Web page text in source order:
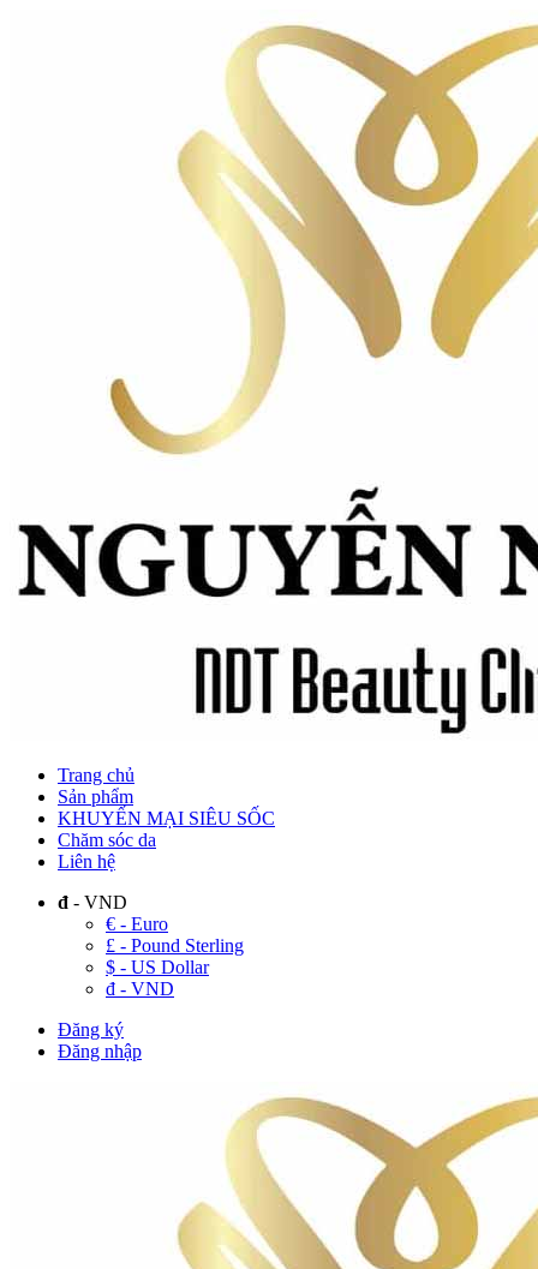
Trang chủ
Sản phẩm
KHUYẾN MẠI SIÊU SỐC
Chăm sóc da
Liên hệ
đ - VND
€ - Euro
£ - Pound Sterling
$ - US Dollar
đ - VND
Đăng ký
Đăng nhập